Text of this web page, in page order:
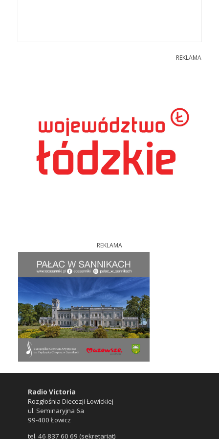
REKLAMA
REKLAMA
Radio Victoria
Rozgłośnia Diecezji Łowickiej
ul. Seminaryjna 6a
99-400 Łowicz
tel. 46 837 60 69 (sekretariat)